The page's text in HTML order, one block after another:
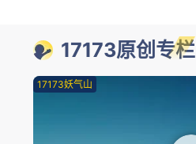
17173原创专栏
17173妖气山